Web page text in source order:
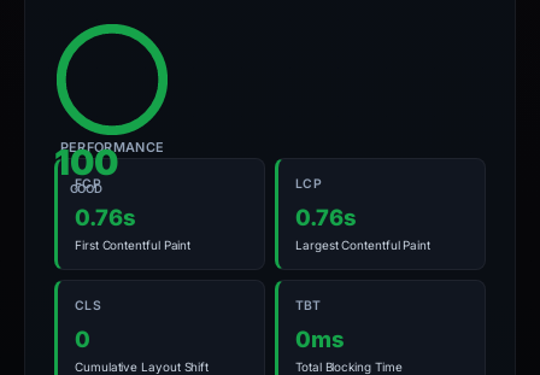
appeal
is
inaccurate.
100
GOOD
PERFORMANCE
FCP
0.76s
First Contentful Paint
LCP
0.76s
Largest Contentful Paint
CLS
0
Cumulative Layout Shift
TBT
0ms
Total Blocking Time